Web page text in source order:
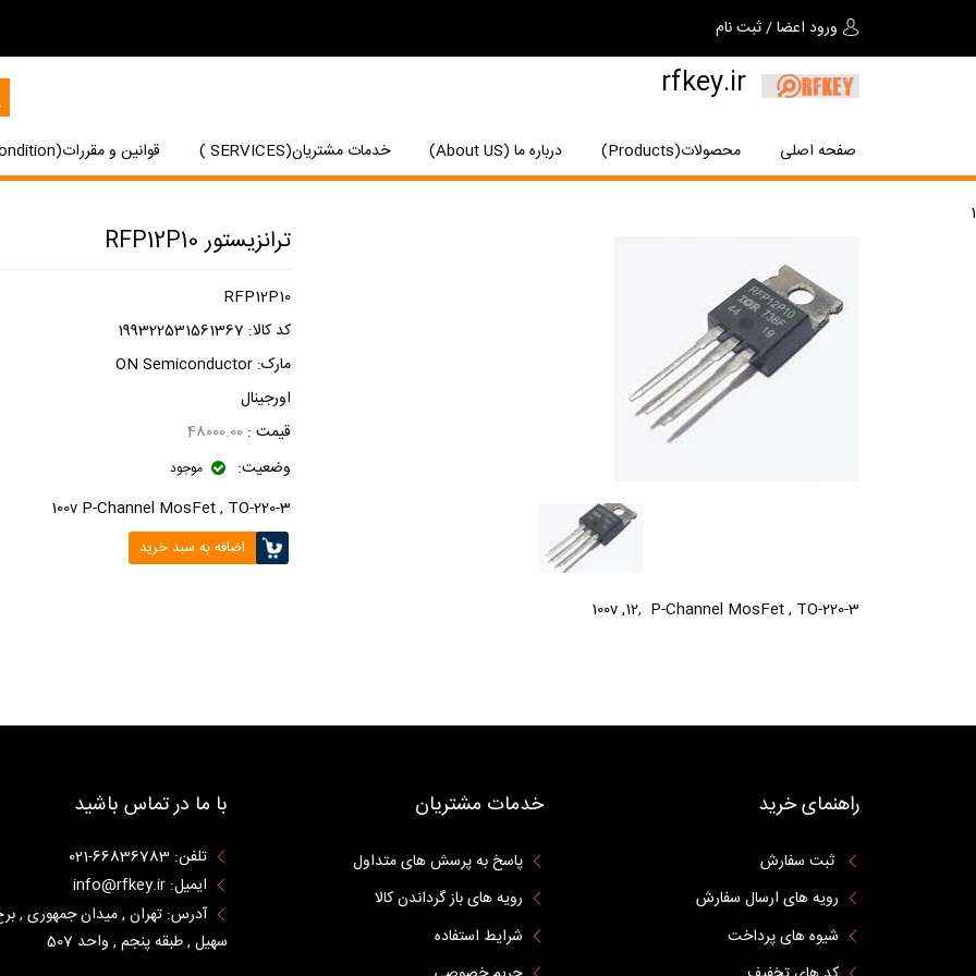
ورود اعضا/ثبت نام
rfkey.ir
صفحه اصلی محصولات(Products) درباره ما (About US) خدمات مشتریان(SERVICES ) قوانین و مقررات(Terms and Condition)
1
ترانزیستور RFP12P10
RFP12P10
کد کالا: 199322531561367
مارک: ON Semiconductor
اورجینال
قیمت : 48000.00
وضعیت:
موجود
100v P-Channel MosFet , TO-220-3
اضافه به سبد خرید
100v ,12, P-Channel MosFet , TO-220-3
راهنمای خرید
ثبت سفارش
رویه های ارسال سفارش
شیوه های پرداخت
خدمات مشتریان
پاسخ به پرسش های متداول
رویه های باز گرداندن کالا
شرایط استفاده
با ما در تماس باشید
تلفن: 66836783-021
ایمیل: info@rfkey.ir
آدرس: تهران , میدان جمهوری ,
سهیل , طبقه پنجم , واحد 507